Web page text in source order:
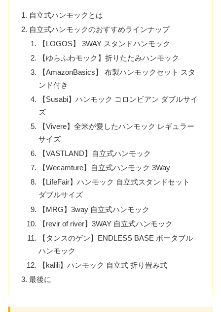
自立式ハンモックとは
自立式ハンモックのおすすめラインナップ
【LOGOS】 3WAY スタンドハンモック
【ゆらふわモック】折りたたみハンモック
【AmazonBasics】 布製ハンモックセット スタ
ンド付き
【Susabi】ハンモック コロンビアン ダブルサイ
ズ
【Vivere】全米が愛したハンモック レギュラー
サイズ
【VASTLAND】自立式ハンモック
【Wecamture】自立式ハンモック 3Way
【LifeFair】ハンモック 自立式スタンドセット
ダブルサイズ
【MRG】3way 自立式ハンモック
【revir of river】3WAY 自立式ハンモック
【タンスのゲン】ENDLESS BASE ポータブル
ハンモック
【kalili】ハンモック 自立式 折り畳み式
最後に